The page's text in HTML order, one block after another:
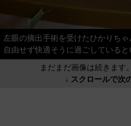
左眼の摘出手術を受けたひかりち
自由せず快適そうに過ごしていると
まだまだ画像は続きます
↓ スクロールで次